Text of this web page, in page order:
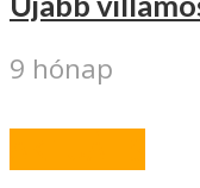
9 hónap